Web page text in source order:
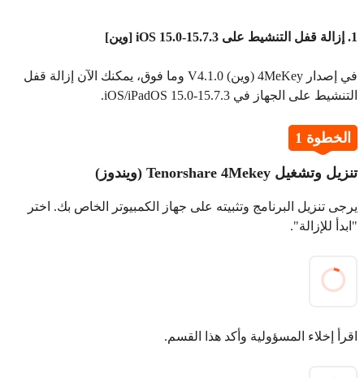
1. إزالة قفل التنشيط على iOS 15.0-15.7.3 [وين]
في إصدار 4MeKey (وين) V4.1.0 وما فوق، يمكنك الآن إزالة قفل
التنشيط على الجهاز في iOS/iPadOS 15.0-15.7.3.
الخطوة 1
تنزيل وتشغيل Tenorshare 4Mekey (ويندوز)
يرجى تنزيل البرنامج وتثبيته على جهاز الكمبيوتر الخاص بك. اختر
"ابدأ للإزالة".
اقرأ إخلاء المسؤولية وأكد هذا القسم.